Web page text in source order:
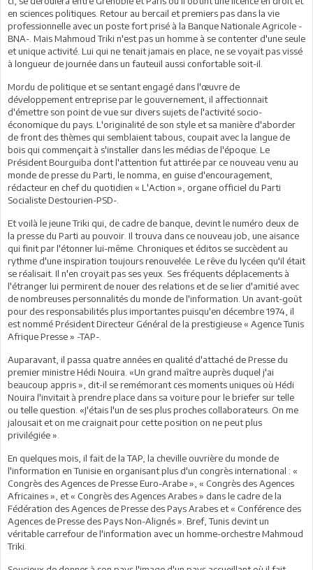
en sciences politiques. Retour au bercail et premiers pas dans la vie
professionnelle avec un poste fort prisé à la Banque Nationale Agricole -
BNA-. Mais Mahmoud Triki n'est pas un homme à se contenter d'une seule
et unique activité. Lui qui ne tenait jamais en place, ne se voyait pas vissé
à longueur de journée dans un fauteuil aussi confortable soit-il.
Mordu de politique et se sentant engagé dans l'œuvre de
développement entreprise par le gouvernement, il affectionnait
d'émettre son point de vue sur divers sujets de l'activité socio-
économique du pays. L'originalité de son style et sa manière d'aborder
de front des thèmes qui semblaient tabous, coupait avec la langue de
bois qui commençait à s'installer dans les médias de l'époque. Le
Président Bourguiba dont l'attention fut attirée par ce nouveau venu au
monde de presse du Parti, le nomma, en guise d'encouragement,
rédacteur en chef du quotidien « L'Action », organe officiel du Parti
Socialiste Destourien-PSD-.
Et voilà le jeune Triki qui, de cadre de banque, devint le numéro deux de
la presse du Parti au pouvoir. Il trouva dans ce nouveau job, une aisance
qui finit par l'étonner lui-même. Chroniques et éditos se succèdent au
rythme d'une inspiration toujours renouvelée. Le rêve du lycéen qu'il était
se réalisait. Il n'en croyait pas ses yeux. Ses fréquents déplacements à
l'étranger lui permirent de nouer des relations et de se lier d'amitié avec
de nombreuses personnalités du monde de l'information. Un avant-goût
pour des responsabilités plus importantes puisqu'en décembre 1974, il
est nommé Président Directeur Général de la prestigieuse « Agence Tunis
Afrique Presse » -TAP-.
Auparavant, il passa quatre années en qualité d'attaché de Presse du
premier ministre Hédi Nouira. «Un grand maître auprès duquel j'ai
beaucoup appris », dit-il se remémorant ces moments uniques où Hédi
Nouira l'invitait à prendre place dans sa voiture pour le briefer sur telle
ou telle question. «J'étais l'un de ses plus proches collaborateurs. On me
jalousait et on me craignait pour cette position on ne peut plus
privilégiée ».
En quelques mois, il fait de la TAP, la cheville ouvrière du monde de
l'information en Tunisie en organisant plus d'un congrès international : «
Congrès des Agences de Presse Euro-Arabe », « Congrès des Agences
Africaines », et « Congrès des Agences Arabes » dans le cadre de la
Fédération des Agences de Presse des Pays Arabes et « Conférence des
Agences de Presse des Pays Non-Alignés ». Bref, Tunis devint un
véritable carrefour de l'information avec un homme-orchestre Mahmoud
Triki.